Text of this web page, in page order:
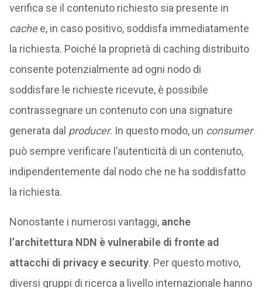
verifica se il contenuto richiesto sia presente in
cachee, in caso positivo, soddisfa immediatamente
la richiesta. Poiché la proprietà di caching distribuito
consente potenzialmente ad ogni nodo di
soddisfare le richieste ricevute, è possibile
contrassegnare un contenuto con una signature
generata dal producer. In questo modo, un consumer
può sempre verificare l’autenticità di un contenuto,
indipendentemente dal nodo che ne ha soddisfatto
la richiesta.
Nonostante i numerosi vantaggi, anche
l’architettura NDN è vulnerabile di fronte ad
attacchi di privacy e security. Per questo motivo,
diversi gruppi di ricerca a livello internazionale hanno